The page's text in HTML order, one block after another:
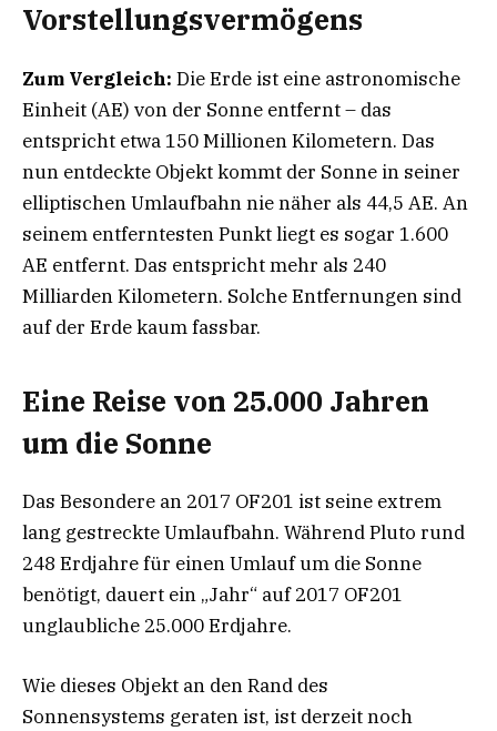
Vorstellungsvermögens
Zum Vergleich: Die Erde ist eine astronomische
Einheit (AE) von der Sonne entfernt – das
entspricht etwa 150 Millionen Kilometern. Das
nun entdeckte Objekt kommt der Sonne in seiner
elliptischen Umlaufbahn nie näher als 44,5 AE. An
seinem entferntesten Punkt liegt es sogar 1.600
AE entfernt. Das entspricht mehr als 240
Milliarden Kilometern. Solche Entfernungen sind
auf der Erde kaum fassbar.
Eine Reise von 25.000 Jahren
um die Sonne
Das Besondere an 2017 OF201 ist seine extrem
lang gestreckte Umlaufbahn. Während Pluto rund
248 Erdjahre für einen Umlauf um die Sonne
benötigt, dauert ein „Jahr“ auf 2017 OF201
unglaubliche 25.000 Erdjahre.
Wie dieses Objekt an den Rand des
Sonnensystems geraten ist, ist derzeit noch